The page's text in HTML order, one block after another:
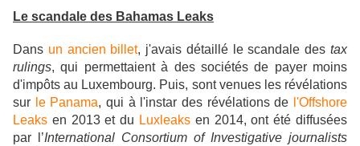
Le scandale des Bahamas Leaks
Dans un ancien billet, j'avais détaillé le scandaledestax
rulings, qui permettaient à des sociétés de payer moins
d'impôts au Luxembourg. Puis, sont venues les révélations
sur le Panama, qui à l'instar des révélations de l'Offshore
Leaks en 2013 et du Luxleaks en 2014, ont été diffusées
par l’International Consortium of Investigative journalists